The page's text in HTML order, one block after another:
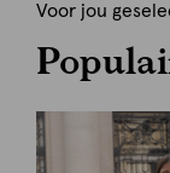
Voor jou